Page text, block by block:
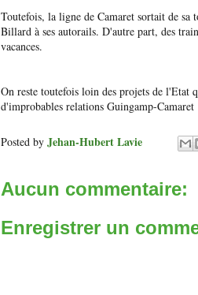
Toutefois, la ligne de Camaret sortait de sa
Billard à ses autorails. D'autre part, des
vacances.
On reste toutefois loin des projets de
d'improbables relations Guingamp-Camaret
Posted by Jehan-Hubert Lavie
Aucun commentaire:
Enregistrer un